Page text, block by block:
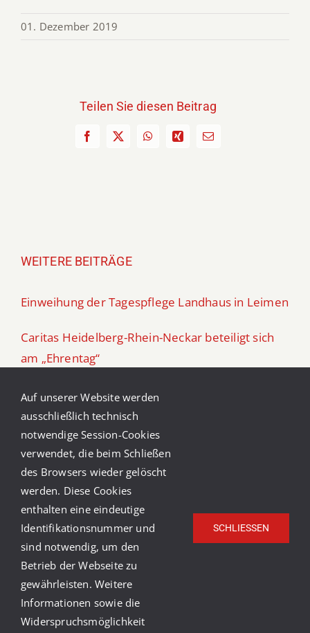
01. Dezember 2019
Teilen Sie diesen Beitrag
Facebook
X WhatsApp
Xing
E-
WEITERE BEITRÄGE
Einweihung der Tagespflege Landhaus in Leimen
Caritas Heidelberg-Rhein-Neckar beteiligt sich
am „Ehrentag“
Caritas-Ferienfreizeit in Südtirol 2026
Aufruf zu Spenden für die Tafel Schwetzingen
Kinder im Blick – ein Kurs für Eltern in Trennung
© Copyright Caritasverband Heidelberg-Rhein-Neckar
e.V.
2026 | Caritas Deutschland
Auf unserer Website werden
ausschließlich technisch
notwendige Session-Cookies
verwendet, die beim Schließen
des Browsers wieder gelöscht
werden. Diese Cookies
enthalten eine eindeutige
Identifikationsnummer und
sind notwendig, um den
Betrieb der Webseite zu
gewährleisten. Weitere
Informationen sowie die
Widerspruchsmöglichkeit
SCHLIESSEN